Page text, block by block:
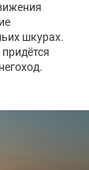
шкурах.